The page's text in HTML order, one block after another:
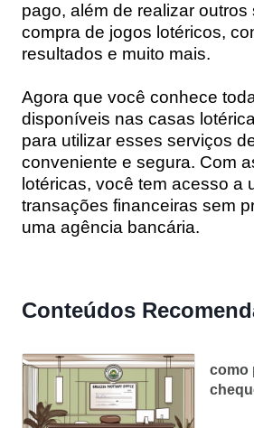
pago, além de realizar outros
compra de jogos lotéricos,
resultados e muito mais.
Agora que você conhece
disponíveis nas casas
para utilizar esses serviços
conveniente e segura. Com
lotéricas, você tem acesso a
transações financeiras sem
uma agência bancária.
Conteúdos
como